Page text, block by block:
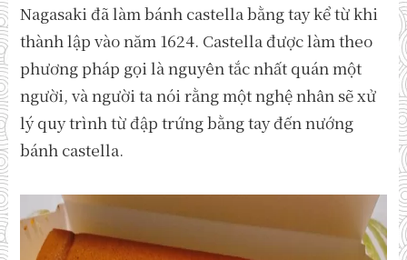
Nagasaki đã làm bánh castella bằng tay kể từ khi
thành lập vào năm 1624. Castella được làm theo
phương pháp gọi là nguyên tắc nhất quán một
người, và người ta nói rằng một nghệ nhân sẽ xử
lý quy trình từ đập trứng bằng tay đến nướng
bánh castella.